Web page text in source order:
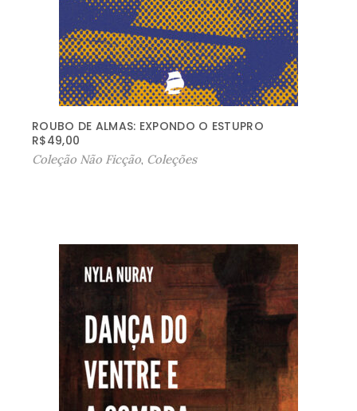
ROUBO DE ALMAS: EXPONDO O ESTUPRO
R$49,00
Coleção Não Ficção, Coleções